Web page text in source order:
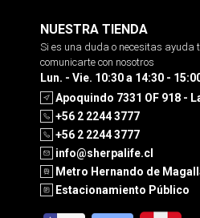
NUESTRA TIENDA
Si es una duda o necesitas ayuda
comunicarte con nosotros
Lun. - Vie. 10:30 a 14:30 -
Apoquindo 7331 OF 918 -
+56 2 2244 3777
+56 2 2244 3777
info@sherpalife.cl
Metro Hernando de
Estacionamiento Público